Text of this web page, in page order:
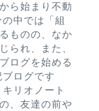
ら始まり不動
ものの、なか
られ、また、
ログを始める
、友達の前や